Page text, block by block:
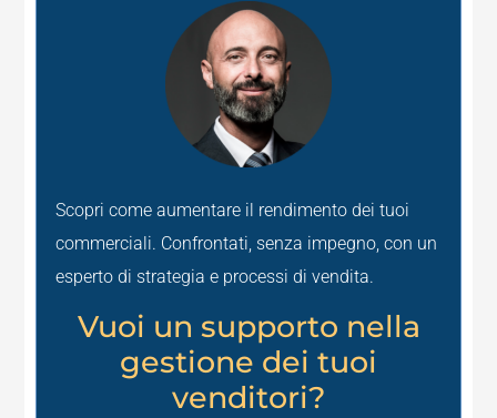
Scopri come aumentare il rendimento dei tuoi
commerciali. Confrontati, senza impegno, con un
esperto di strategia e processi di vendita.
Vuoi un supporto nella
gestione dei tuoi
venditori?